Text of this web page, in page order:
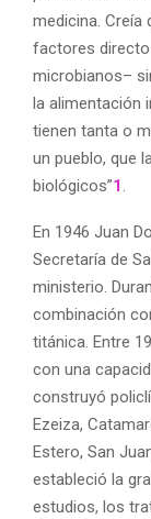
medicina. Creía
factores
microbianos–
la alimentación
tienen tanta o
un pueblo, que
biológicos”1 .
En 1946 Juan
Secretaría de
ministerio.
combinación
titánica. Entre
con una
construyó
Ezeiza,
Estero, San
estableció la
estudios, los